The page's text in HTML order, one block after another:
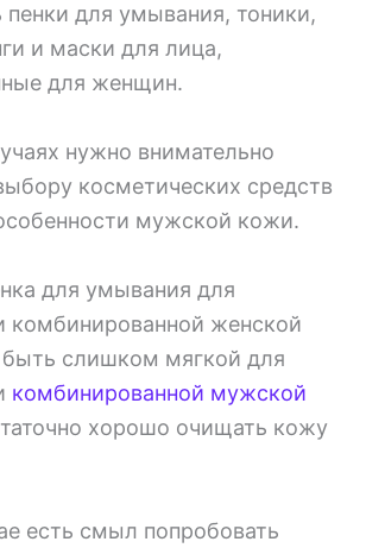
пенки для умывания, тоники,
и маски для лица,
для женщин.
нужно внимательно
косметических средств
мужской кожи.
для умывания для
комбинированной женской
слишком мягкой для
комбинированной мужской
хорошо очищать кожу
есть смыл попробовать